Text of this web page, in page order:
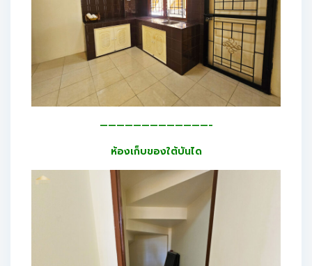
—————————————-
ห้องเก็บของใต้บันได